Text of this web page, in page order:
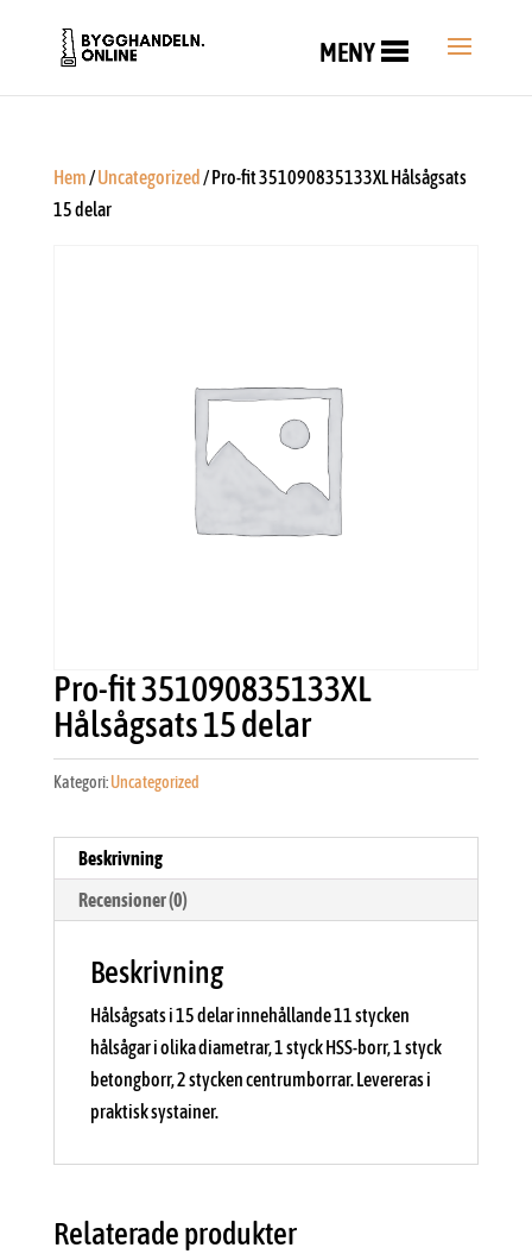
MENY
Hem/Uncategorized / Pro-fit 351090835133XL Hålsågsats
15 delar
Pro-fit 351090835133XL
Hålsågsats 15 delar
Kategori:Uncategorized
Beskrivning
Recensioner (0)
Beskrivning
Hålsågsats i 15 delar innehållande 11 stycken
hålsågar i olika diametrar, 1 styck HSS-borr, 1 styck
betongborr, 2 stycken centrumborrar. Levereras i
praktisk systainer.
Relaterade produkter